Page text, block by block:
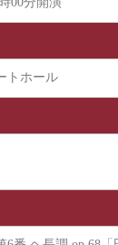
トホール